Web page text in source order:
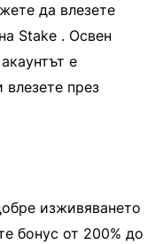
да влезете
Stake . Освен
е
влезете през
изживяването
бонус от 200% до